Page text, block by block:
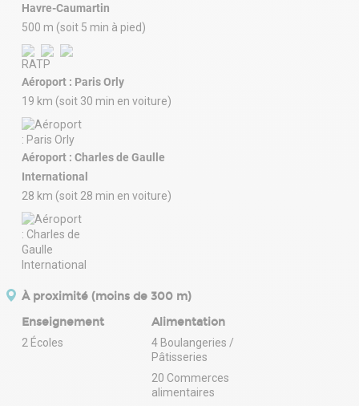
Havre-Caumartin
500 m (soit 5 min à pied)
Aéroport : Paris Orly
19 km (soit 30 min en voiture)
Aéroport : Charles de Gaulle
International
28 km (soit 28 min en voiture)
À proximité (moins de 300 m)
Enseignement
2 Écoles
Alimentation
4 Boulangeries /
Pâtisseries
20 Commerces
alimentaires